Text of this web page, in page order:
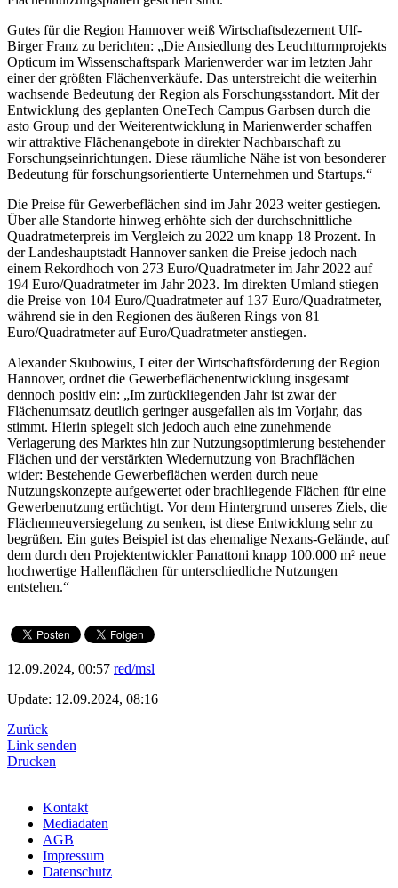
Gutes für die Region Hannover weiß Wirtschaftsdezernent Ulf-
Birger Franz zu berichten: „Die Ansiedlung des Leuchtturmprojekts
Opticum im Wissenschaftspark Marienwerder war im letzten Jahr
einer der größten Flächenverkäufe. Das unterstreicht die weiterhin
wachsende Bedeutung der Region als Forschungsstandort. Mit der
Entwicklung des geplanten OneTech Campus Garbsen durch die
asto Group und der Weiterentwicklung in Marienwerder schaffen
wir attraktive Flächenangebote in direkter Nachbarschaft zu
Forschungseinrichtungen. Diese räumliche Nähe ist von besonderer
Bedeutung für forschungsorientierte Unternehmen und Startups.“
Die Preise für Gewerbeflächen sind im Jahr 2023 weiter gestiegen.
Über alle Standorte hinweg erhöhte sich der durchschnittliche
Quadratmeterpreis im Vergleich zu 2022 um knapp 18 Prozent. In
der Landeshauptstadt Hannover sanken die Preise jedoch nach
einem Rekordhoch von 273 Euro/Quadratmeter im Jahr 2022 auf
194 Euro/Quadratmeter im Jahr 2023. Im direkten Umland stiegen
die Preise von 104 Euro/Quadratmeter auf 137 Euro/Quadratmeter,
während sie in den Regionen des äußeren Rings von 81
Euro/Quadratmeter auf Euro/Quadratmeter anstiegen.
Alexander Skubowius, Leiter der Wirtschaftsförderung der Region
Hannover, ordnet die Gewerbeflächenentwicklung insgesamt
dennoch positiv ein: „Im zurückliegenden Jahr ist zwar der
Flächenumsatz deutlich geringer ausgefallen als im Vorjahr, das
stimmt. Hierin spiegelt sich jedoch auch eine zunehmende
Verlagerung des Marktes hin zur Nutzungsoptimierung bestehender
Flächen und der verstärkten Wiedernutzung von Brachflächen
wider: Bestehende Gewerbeflächen werden durch neue
Nutzungskonzepte aufgewertet oder brachliegende Flächen für eine
Gewerbenutzung ertüchtigt. Vor dem Hintergrund unseres Ziels, die
Flächenneuversiegelung zu senken, ist diese Entwicklung sehr zu
begrüßen. Ein gutes Beispiel ist das ehemalige Nexans-Gelände, auf
dem durch den Projektentwickler Panattoni knapp 100.000 m² neue
hochwertige Hallenflächen für unterschiedliche Nutzungen
entstehen.“
12.09.2024, 00:57 red/msl
Update: 12.09.2024, 08:16
Zurück
Link senden
Drucken
Kontakt
Mediadaten
AGB
Impressum
Datenschutz